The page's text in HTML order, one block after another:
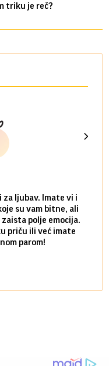
triku je reč?
ljubav. Imate vi i
su vam bitne, ali
polje emocija.
priču ili već imate
parom!